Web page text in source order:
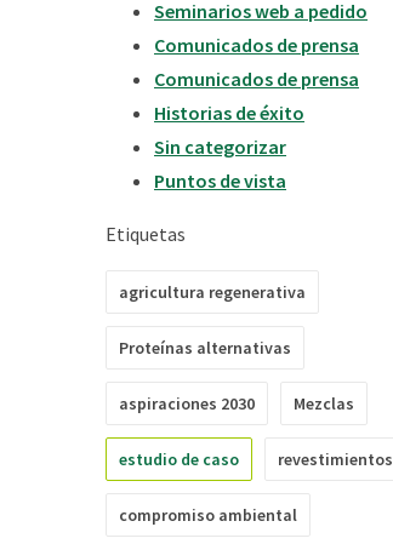
Seminarios web a pedido
Comunicados de prensa
Comunicados de prensa
Historias de éxito
Sin categorizar
Puntos de vista
Etiquetas
agricultura regenerativa
Proteínas alternativas
aspiraciones 2030 Mezclas
estudio de caso revestimientos
compromiso ambiental